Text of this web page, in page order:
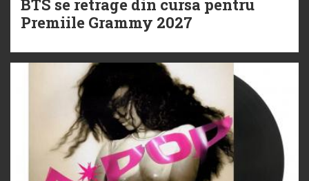
BTS se retrage din cursa pentru
Premiile Grammy 2027